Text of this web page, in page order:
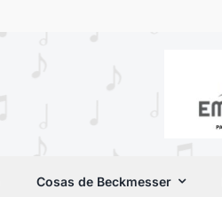
Cosas de Beckmesser